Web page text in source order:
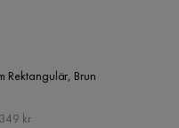
Rektangulär, Brun
kr